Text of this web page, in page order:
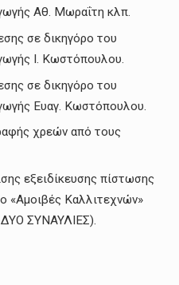
Αθ. Μωραΐτη κλπ.
σε δικηγόρο του
Ι. Κωστόπουλου.
σε δικηγόρο του
Ευαγ. Κωστόπουλου.
χρεών από τους
εξειδίκευσης πίστωσης
«Αμοιβές Καλλιτεχνών»
ΣΥΝΑΥΛΙΕΣ).